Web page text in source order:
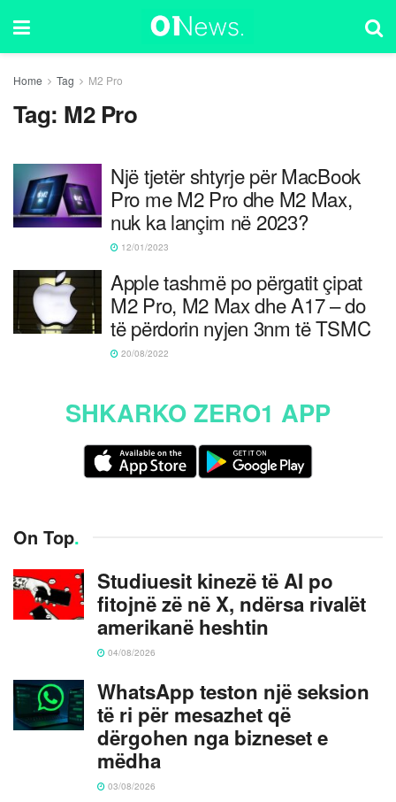
Home Tag M2 Pro
Tag: M2 Pro
Një tjetër shtyrje për MacBook
Pro me M2 Pro dhe M2 Max,
nuk ka lançim në 2023?
12/01/2023
Apple tashmë po përgatit çipat
M2 Pro, M2 Max dhe A17 – do
të përdorin nyjen 3nm të TSMC
20/08/2022
SHKARKO ZERO1 APP
On Top.
Studiuesit kinezë të AI po
fitojnë zë në X, ndërsa rivalët
amerikanë heshtin
04/08/2026
WhatsApp teston një seksion
të ri për mesazhet që
dërgohen nga bizneset e
mëdha
03/08/2026